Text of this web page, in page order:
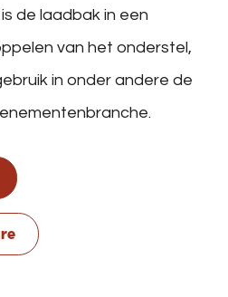
de laadbak in een
van het onderstel,
in onder andere de